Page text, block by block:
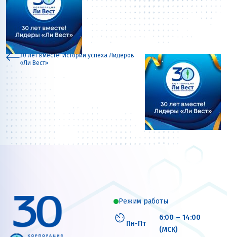
30 лет вместе! Истории успеха Лидеров
«Ли Вест»
Режим работы
Пн-Пт
6:00 – 14:00
(МСК)